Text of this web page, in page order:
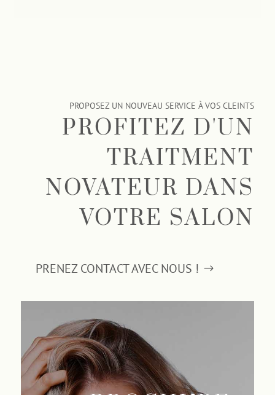
PROPOSEZ UN NOUVEAU SERVICE À VOS CLEINTS
PROFITEZ D'UN
TRAITMENT
NOVATEUR DANS
VOTRE SALON
PRENEZ CONTACT AVEC NOUS !